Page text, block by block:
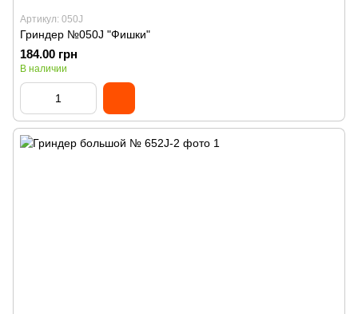
Артикул: 050J
Гриндер №050J "Фишки"
184.00 грн
В наличии